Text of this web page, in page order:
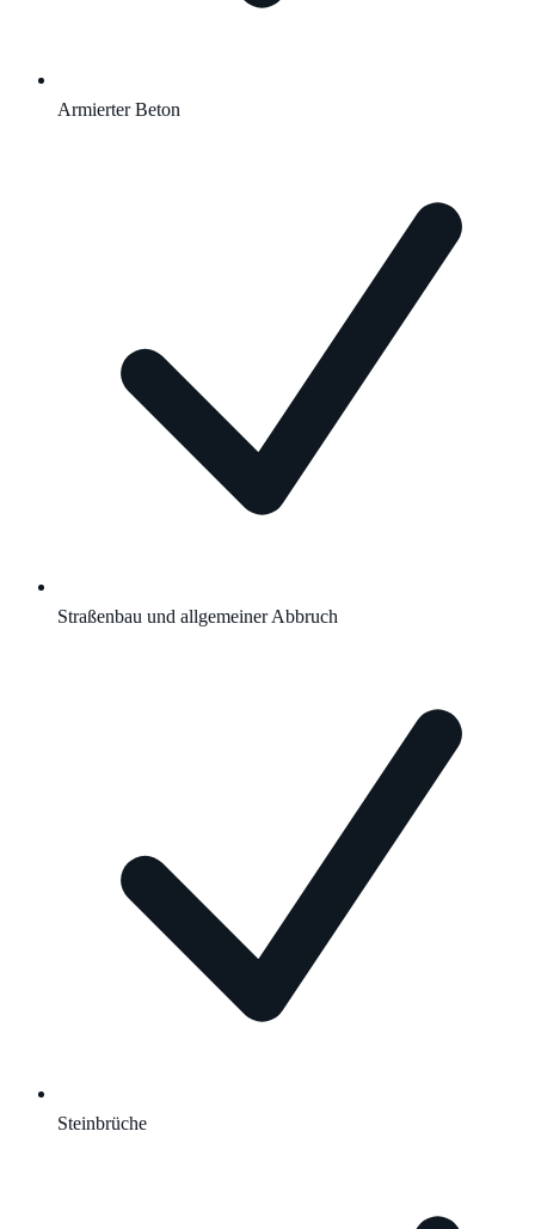
Armierter Beton
Straßenbau und allgemeiner Abbruch
Steinbrüche